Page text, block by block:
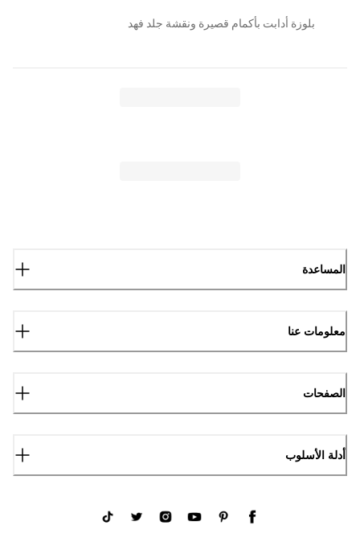
بلوزة أدابت بأكمام قصيرة ونقشة جلد فهد
المساعدة
معلومات عنا
الصفحات
أدلة الأسلوب